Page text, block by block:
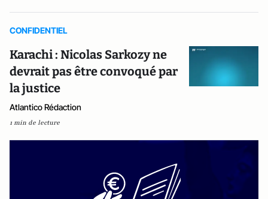
CONFIDENTIEL
Karachi : Nicolas Sarkozy ne
devrait pas être convoqué par
la justice
Atlantico Rédaction
1 min de lecture